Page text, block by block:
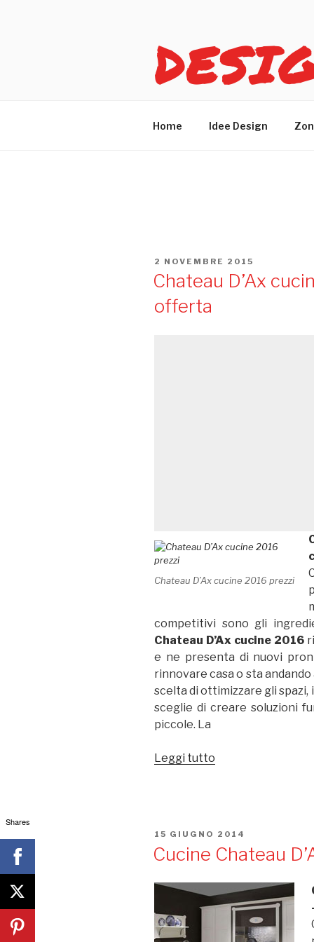
Home Idee Design
PUBBLICATO
IL
2 NOVEMBRE 2015
Chateau D’Ax
offerta
Chateau D’Ax cucine 2016 prezzi
competitivi sono gli
Chateau D’Ax cucine 2016
e ne presenta di nuovi
rinnovare casa o sta
scelta di ottimizzare gli spazi,
sceglie di creare soluzioni
piccole. La
Leggi tutto
in
PUBBLICATO
15 GIUGNO 2014
Cucine Chateau
Shares